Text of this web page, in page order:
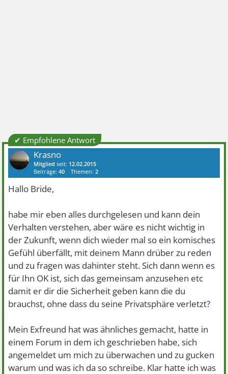
✔ Empfohlene Antwort
Krasno
Mitglied seit: 12.02.2015
Beiträge:40 Themen:2
Hallo Bride,
habe mir eben alles durchgelesen und kann dein
Verhalten verstehen, aber wäre es nicht wichtig in
der Zukunft, wenn dich wieder mal so ein komisches
Gefühl überfällt, mit deinem Mann drüber zu reden
und zu fragen was dahinter steht. Sich dann wenn es
für Ihn OK ist, sich das gemeinsam anzusehen etc
damit er dir die Sicherheit geben kann die du
brauchst, ohne dass du seine Privatsphäre verletzt?
Mein Exfreund hat was ähnliches gemacht, hatte in
einem Forum in dem ich geschrieben habe, sich
angemeldet um mich zu überwachen und zu gucken
warum und was ich da so schreibe. Klar hatte ich was